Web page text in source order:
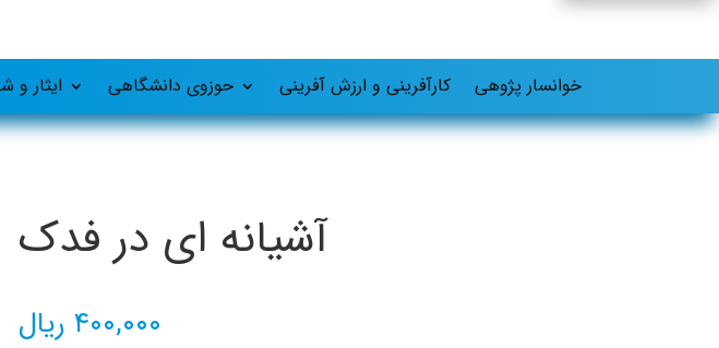
ایثار و حوزوی دانشگاهی کارآفرینی و ارزش آفرینی خوانسار پژوهی
آشیانه‌ ای در فدک
۴۰۰,۰۰۰ ریال